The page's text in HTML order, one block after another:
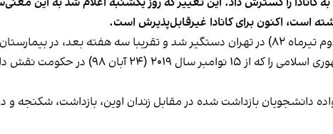
است، اکنون برای کانادا غیرقابل‌پذیرش است.
بیمارستان درگذشت.
اتاوا برای اولین بار در سال ۲۰۲۲،
دانشجویان بازداشت شده در مقابل زندان اوین، بازداشت، شکنجه و